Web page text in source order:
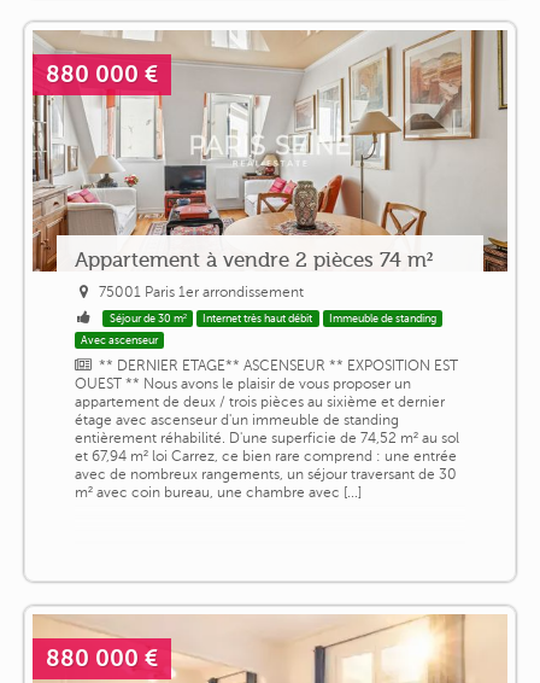
880 000 €
Appartement à vendre 2 pièces 74 m²
75001 Paris 1er arrondissement
Séjour de 30 m² Internet très haut débit
Immeuble de standing
Avec ascenseur
** DERNIER ETAGE** ASCENSEUR ** EXPOSITION EST
OUEST ** Nous avons le plaisir de vous proposer un
appartement de deux / trois pièces au sixième et dernier
étage avec ascenseur d'un immeuble de standing
entièrement réhabilité. D'une superficie de 74,52 m² au sol
et 67,94 m² loi Carrez, ce bien rare comprend : une entrée
avec de nombreux rangements, un séjour traversant de 30
m² avec coin bureau, une chambre avec [...]
880 000 €